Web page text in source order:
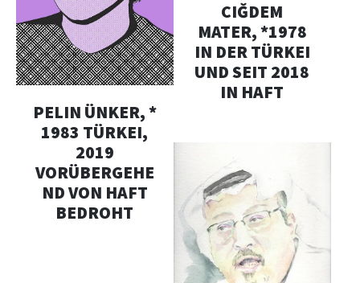
PELIN ÜNKER, *
1983 TÜRKEI,
2019
VORÜBERGEHE
ND VON HAFT
BEDROHT
CIĞDEM
MATER, *1978
IN DER TÜRKEI
UND SEIT 2018
IN HAFT